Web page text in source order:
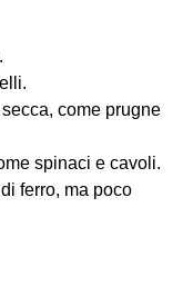
come prugne
spinaci e cavoli.
ferro, ma poco